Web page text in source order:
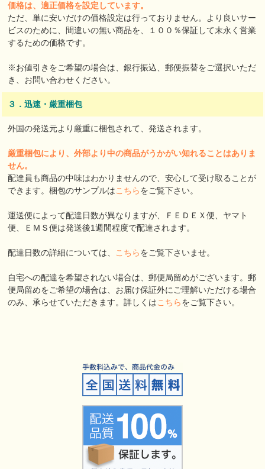
価格は、適正価格を設定しています。
ただ、単に安いだけの価格設定は行っておりません。より良いサー
ビスのために、間違いの無い商品を、１００％保証して末永く営業
するための価格です。
※お値引きをご希望の場合は、銀行振込、郵便振替をご選択いただ
き、お問い合わせください。
３．迅速・厳重梱包
外国の発送元より厳重に梱包されて、発送されます。
厳重梱包により、外部より中の商品がうかがい知れることはありま
せん。
配達員も商品の中味はわかりませんので、安心して受け取ることが
できます。梱包のサンプルはこちらをご覧下さい。
運送便によって配達日数が異なりますが、ＦＥＤＥＸ便、ヤマト
便、ＥＭＳ便は発送後1週間程度で配達されます。
配達日数の詳細については、 こちらをご覧下さいませ。
自宅への配達を希望されない場合は、郵便局留めがございます。郵
便局留めをご希望の場合は、お届け保証外にご理解いただける場合
のみ、承らせていただきます。詳しくはこちらをご覧下さい。